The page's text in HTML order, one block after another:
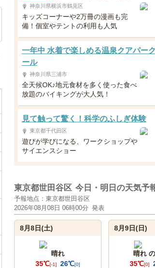
神奈川県横浜市鶴見区
キッズコーナーや2万冊の漫画も完
備！個室やテントの利用も人気
一年中 水着で楽しめる温泉クアパー
ール
神奈川県三浦市
全天候OK♪地元食材を多く使った食べ
放題のバイキングが大人気！
見て触って驚く！科学のふしぎ体験
東京都千代田区
遊びが学びになる、ワークショップや
サイエンスショー
東京都世田谷区 今日・明日の天気予
予報地点：東京都世田谷区
2026年08月08日 06時00分 発表
8月8日(土)
晴れ
35℃[-1] 26℃[0]
8月9日(日)
晴れ
35℃[0]